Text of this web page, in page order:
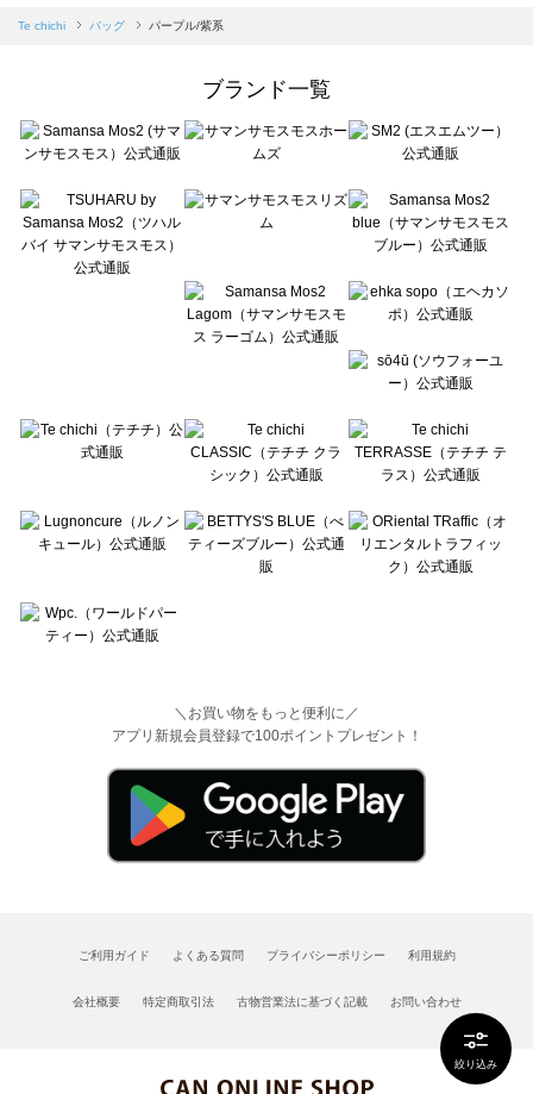
絞り込み
Samansa Mos2 blue（サマンサモスモス ブルー）のバッグ一覧
sō4ū（ソウフォーユー）のバッグ一覧
Te chichi（テチチ）のバッグ一覧
Te chichi CLASSIC（テチチ クラシック）のバッグ一覧
Lugnoncure（ルノンキュール）のバッグ一覧
BETTY'S BLUE（べティーズブルー）のバッグ一覧
Wpc.（ワールドパーティー）のバッグ一覧
Te chichi バッグ パープル/紫系
ブランド一覧
＼お買い物をもっと便利に／
アプリ新規会員登録で100ポイントプレゼント！
ご利用ガイド よくある質問 プライバシーポリシー 利用規約
会社概要 特定商取引法 古物営業法に基づく記載 お問い合わせ